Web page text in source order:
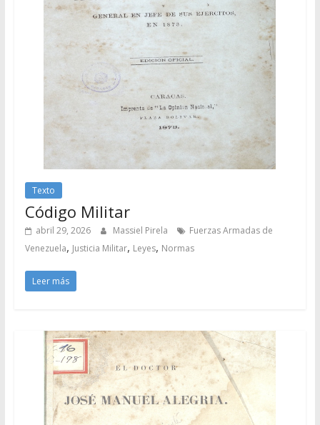
Texto
Código Militar
abril 29, 2026 Massiel Pirela
Fuerzas Armadas de
Venezuela, Justicia Militar, Leyes, Normas
Leer más